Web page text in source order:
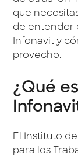
que
de entender
Infonavit y
provecho.
¿Qué
El Instituto
para los